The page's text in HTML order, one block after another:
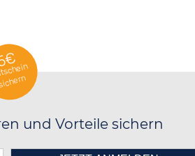
und Vorteile sichern